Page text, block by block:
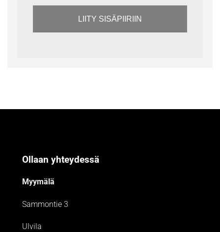
LIITY SISÄPIIRIIN
Ollaan yhteydessä
Myymälä
Sammontie 3
Ulvila